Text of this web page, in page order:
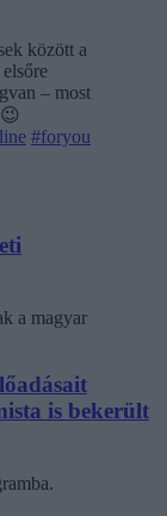
között a
– most
#foryou
a magyar
is bekerült